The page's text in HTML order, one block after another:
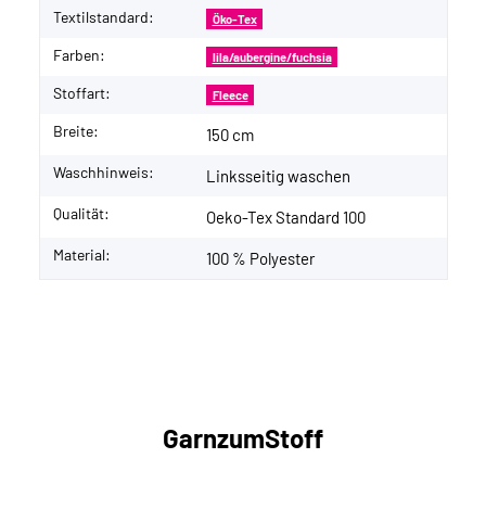
Textilstandard: Öko-Tex
Farben: lila/aubergine/fuchsia
Stoffart: Fleece
Breite: 150 cm
Waschhinweis: Linksseitig waschen
Qualität: Oeko-Tex Standard 100
Material: 100 % Polyester
GarnzumStoff